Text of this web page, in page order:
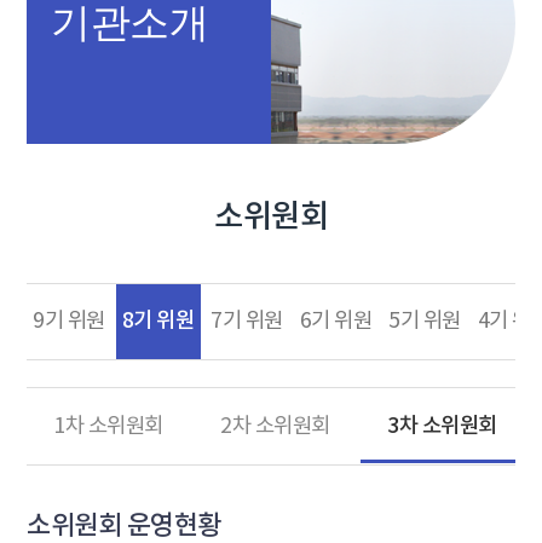
기관소개
소위원회
9기 위원 8기 위원 7기 위원 6기 위원 5기 위원 4기 위
1차 소위원회 2차 소위원회 3차 소위원회
소위원회 운영현황